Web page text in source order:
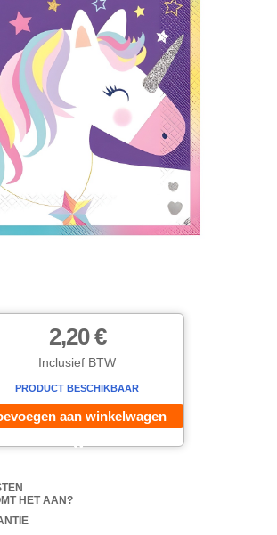
2,20 €
Inclusief BTW
PRODUCT BESCHIKBAAR
aan winkelwagen
HET AAN?